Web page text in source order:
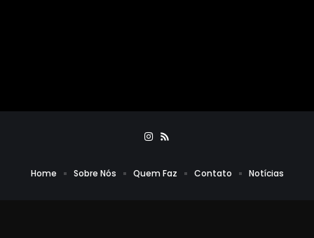
Home Sobre Nós Quem Faz Contato Notícias